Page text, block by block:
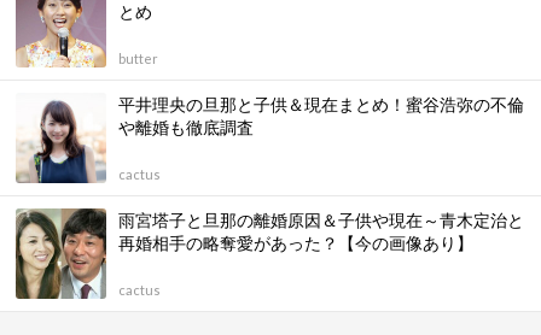
とめ
butter
平井理央の旦那と子供＆現在まとめ！蜜谷浩弥の不倫
や離婚も徹底調査
cactus
雨宮塔子と旦那の離婚原因＆子供や現在～青木定治と
再婚相手の略奪愛があった？【今の画像あり】
cactus